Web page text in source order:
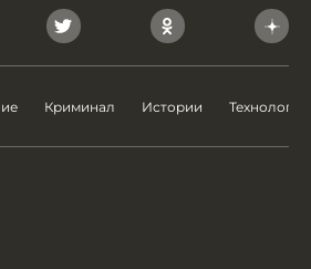
Криминал Истории Технологии